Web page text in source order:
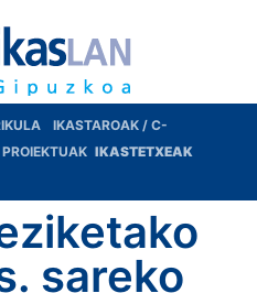
IKASTAROAK / C-
PROIEKTUAK IKASTETXEAK
sareko